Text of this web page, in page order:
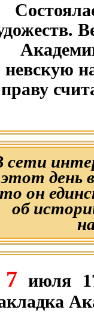
невскую
праву
сети
день
он
об
7 июля